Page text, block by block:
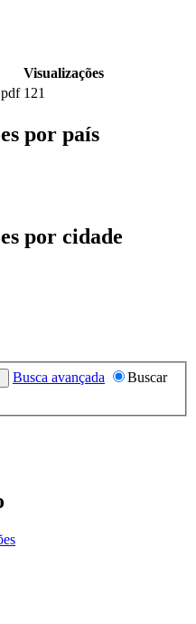
Visualizações
121
por país
por cidade
Busca avançada
Buscar